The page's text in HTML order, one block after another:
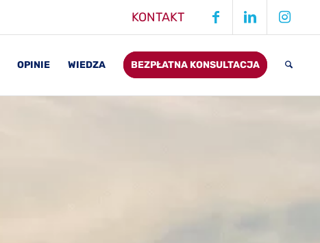
KONTAKT
OPINIE WIEDZA BEZPŁATNA KONSULTACJA